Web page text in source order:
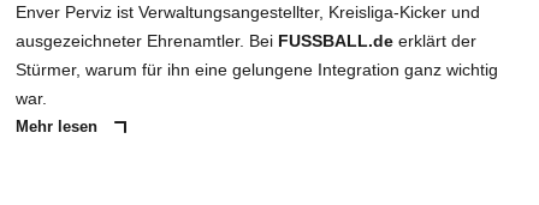
Enver Perviz ist Verwaltungsangestellter, Kreisliga-Kicker und
ausgezeichneter Ehrenamtler. Bei FUSSBALL.de erklärt der
Stürmer, warum für ihn eine gelungene Integration ganz wichtig
war.
Mehr lesen